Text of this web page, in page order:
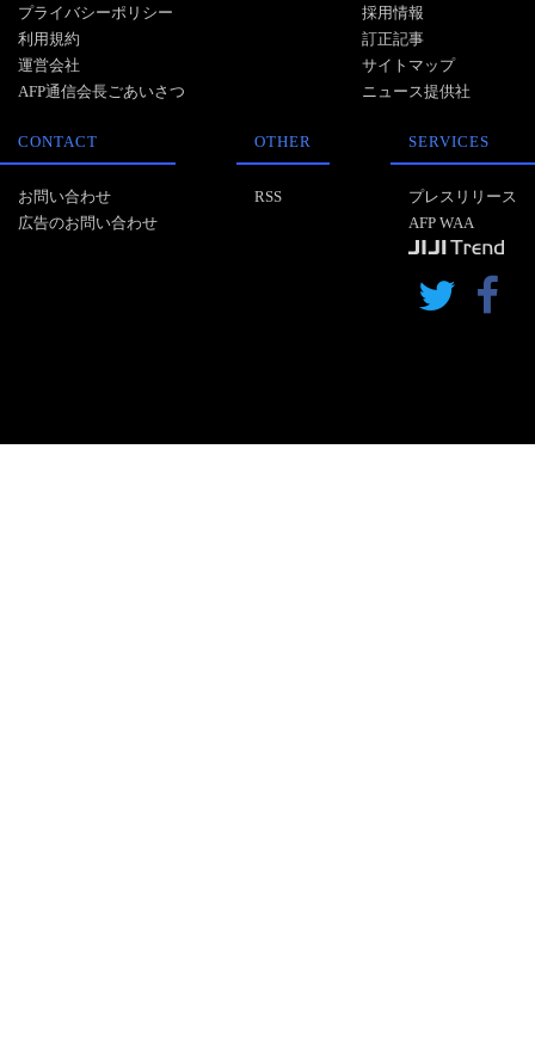
プライバシーポリシー
利用規約
運営会社
AFP通信会長ごあいさつ
採用情報
訂正記事
サイトマップ
ニュース提供社
CONTACT
お問い合わせ
広告のお問い合わせ
OTHER
RSS
SERVICES
プレスリリース
AFP WAA